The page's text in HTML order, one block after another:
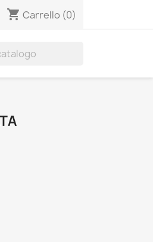
shopping_cart Carrello (0)